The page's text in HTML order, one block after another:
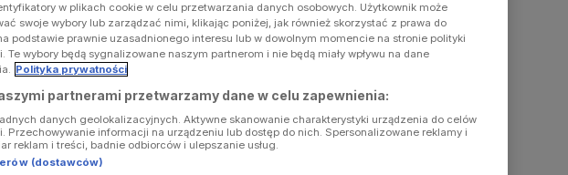
w plikach cookie w celu przetwarzania danych osobowych. Użytkownik może
swoje wybory lub zarządzać nimi, klikając poniżej, jak również skorzystać z prawa do
podstawie prawnie uzasadnionego interesu lub w dowolnym momencie na stronie polityki
Te wybory będą sygnalizowane naszym partnerom i nie będą miały wpływu na dane
Polityka prywatności
partnerami przetwarzamy dane w celu zapewnienia:
danych geolokalizacyjnych. Aktywne skanowanie charakterystyki urządzenia do celów
Przechowywanie informacji na urządzeniu lub dostęp do nich. Spersonalizowane reklamy i
reklam i treści, badnie odbiorców i ulepszanie usług.
(dostawców)